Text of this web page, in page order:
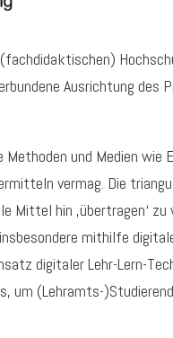
Ausrichtung
und Medien wie
vermag. Die
hin ‚übertragen‘
mithilfe
digitaler Lehr-Lern-
um (Lehramts-